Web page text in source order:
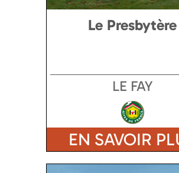
Le Presbytère
LE FAY
EN SAVOIR